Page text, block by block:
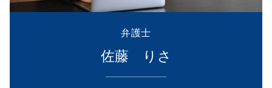
弁護士
佐藤 りさ